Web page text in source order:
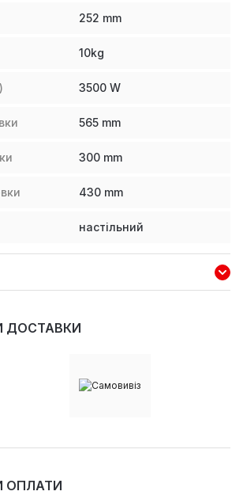
252 mm
10kg
3500 W
565 mm
300 mm
430 mm
настільний
ДОСТАВКИ
ОПЛАТИ